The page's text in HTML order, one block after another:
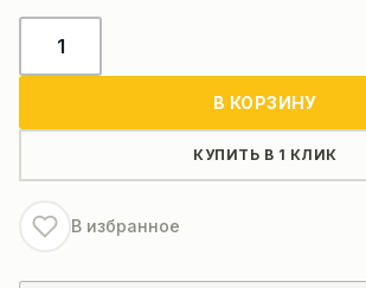
товара
гсм
В КОРЗИНУ
КУПИТЬ В 1 КЛИК
В избранное